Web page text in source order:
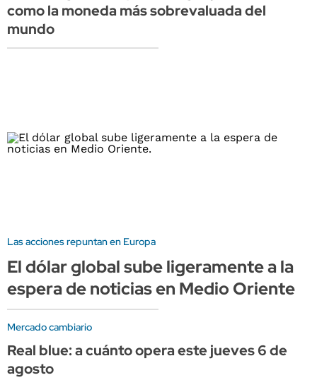
como la moneda más sobrevaluada del
mundo
Las acciones repuntan en Europa
El dólar global sube ligeramente a la
espera de noticias en Medio Oriente
Mercado cambiario
Real blue: a cuánto opera este jueves 6 de
agosto